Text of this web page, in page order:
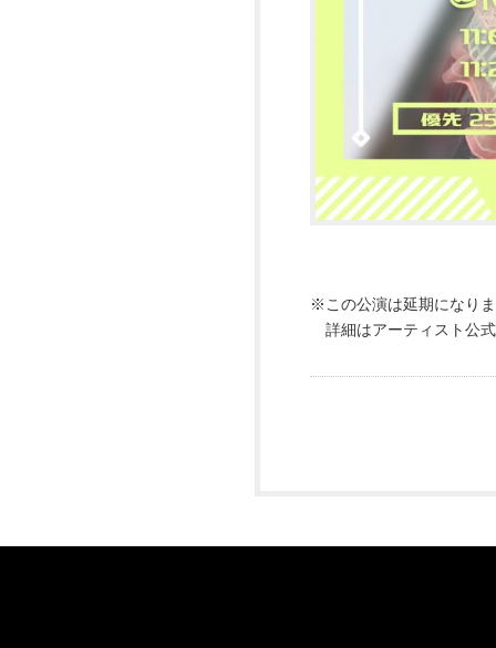
※この公演は延期になり
詳細はアーティスト公